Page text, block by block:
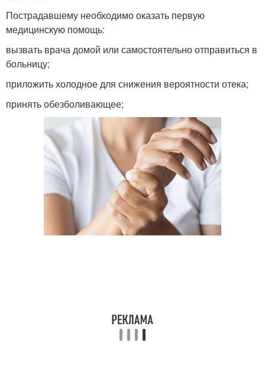
Пострадавшему необходимо оказать первую
медицинскую помощь:
вызвать врача домой или самостоятельно отправиться в
больницу;
приложить холодное для снижения вероятности отека;
принять обезболивающее;